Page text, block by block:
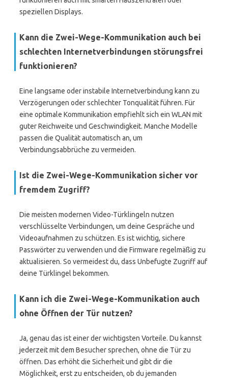
speziellen Displays.
Kann die Zwei-Wege-Kommunikation auch bei
schlechten Internetverbindungen störungsfrei
funktionieren?
Eine langsame oder instabile Internetverbindung kann zu
Verzögerungen oder schlechter Tonqualität führen. Für
eine optimale Kommunikation empfiehlt sich ein WLAN mit
guter Reichweite und Geschwindigkeit. Manche Modelle
passen die Qualität automatisch an, um
Verbindungsabbrüche zu vermeiden.
Ist die Zwei-Wege-Kommunikation sicher vor
fremdem Zugriff?
Die meisten modernen Video-Türklingeln nutzen
verschlüsselte Verbindungen, um deine Gespräche und
Videoaufnahmen zu schützen. Es ist wichtig, sichere
Passwörter zu verwenden und die Firmware regelmäßig zu
aktualisieren. So vermeidest du, dass Unbefugte Zugriff auf
deine Türklingel bekommen.
Kann ich die Zwei-Wege-Kommunikation auch
ohne Öffnen der Tür nutzen?
Ja, genau das ist einer der wichtigsten Vorteile. Du kannst
jederzeit mit dem Besucher sprechen, ohne die Tür zu
öffnen. Das erhöht die Sicherheit und gibt dir die
Möglichkeit, erst zu entscheiden, ob du jemanden